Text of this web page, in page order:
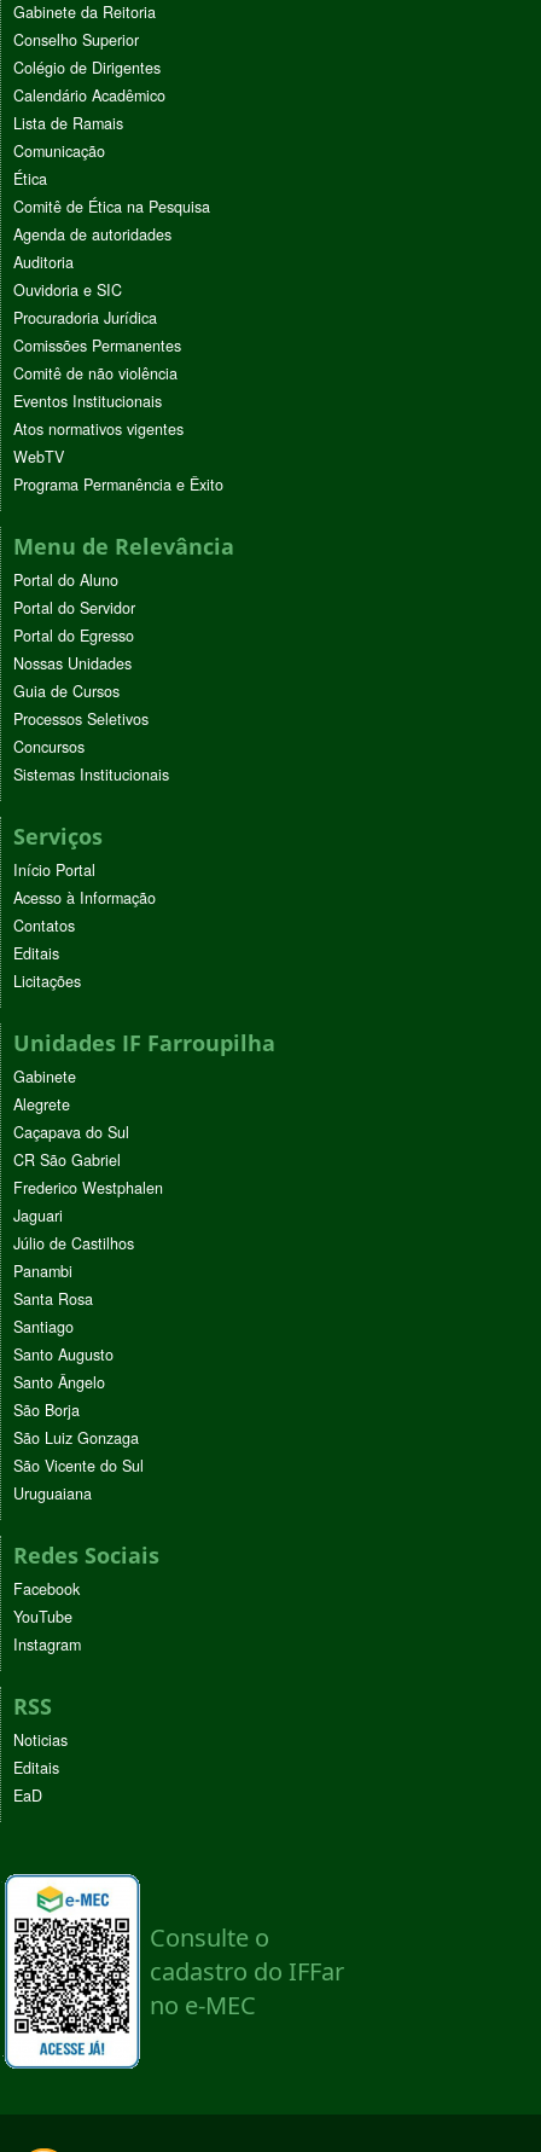
Gabinete da Reitoria
Conselho Superior
Colégio de Dirigentes
Calendário Acadêmico
Lista de Ramais
Comunicação
Ética
Comitê de Ética na Pesquisa
Agenda de autoridades
Auditoria
Ouvidoria e SIC
Procuradoria Jurídica
Comissões Permanentes
Comitê de não violência
Eventos Institucionais
Atos normativos vigentes
WebTV
Programa Permanência e Êxito
Menu de Relevância
Portal do Aluno
Portal do Servidor
Portal do Egresso
Nossas Unidades
Guia de Cursos
Processos Seletivos
Concursos
Sistemas Institucionais
Serviços
Início Portal
Acesso à Informação
Contatos
Editais
Licitações
Unidades IF Farroupilha
Gabinete
Alegrete
Caçapava do Sul
CR São Gabriel
Frederico Westphalen
Jaguari
Júlio de Castilhos
Panambi
Santa Rosa
Santiago
Santo Augusto
Santo Ângelo
São Borja
São Luiz Gonzaga
São Vicente do Sul
Uruguaiana
Redes Sociais
Facebook
YouTube
Instagram
RSS
Noticias
Editais
EaD